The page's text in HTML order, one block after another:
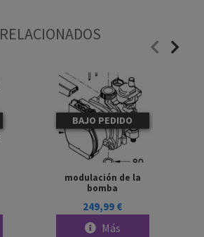
RELACIONADOS
BAJO PEDIDO
modulación de la
bomba
249,99 €
Más